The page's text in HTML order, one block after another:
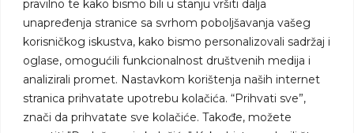
pravilno te kako bismo bili u stanju vršiti dalja
unapređenja stranice sa svrhom poboljšavanja vašeg
korisničkog iskustva, kako bismo personalizovali sadržaj i
oglase, omogućili funkcionalnost društvenih medija i
analizirali promet. Nastavkom korištenja naših internet
stranica prihvatate upotrebu kolačića. “Prihvati sve”,
znači da prihvatate sve kolačiće. Takođe, možete
Marketing usluge
Tražimo saradnike
Kontakt